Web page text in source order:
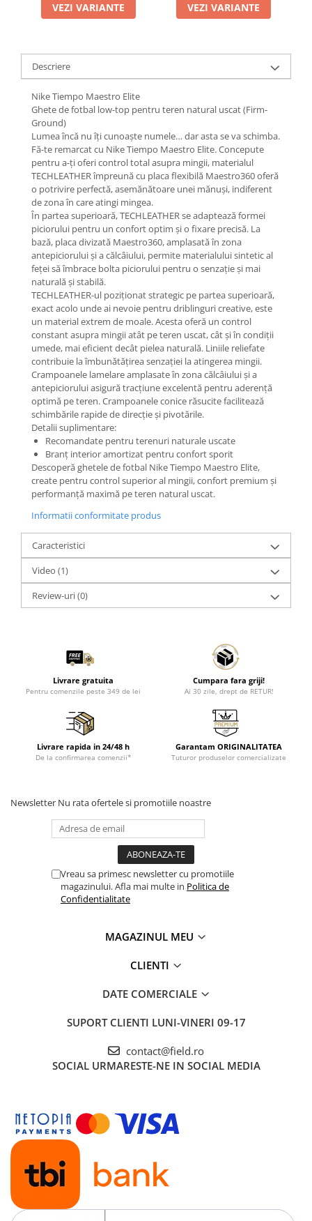
VEZI VARIANTE VEZI VARIANTE
Descriere
Nike Tiempo Maestro Elite
Ghete de fotbal low-top pentru teren natural uscat (Firm-
Ground)
Lumea încă nu îți cunoaște numele… dar asta se va schimba.
Fă-te remarcat cu Nike Tiempo Maestro Elite. Concepute
pentru a-ți oferi control total asupra mingii, materialul
TECHLEATHER împreună cu placa flexibilă Maestro360 oferă
o potrivire perfectă, asemănătoare unei mănuși, indiferent
de zona în care atingi mingea.
În partea superioară, TECHLEATHER se adaptează formei
piciorului pentru un confort optim și o fixare precisă. La
bază, placa divizată Maestro360, amplasată în zona
antepiciorului și a călcâiului, permite materialului sintetic al
feței să îmbrace bolta piciorului pentru o senzație și mai
naturală și stabilă.
TECHLEATHER-ul poziționat strategic pe partea superioară,
exact acolo unde ai nevoie pentru driblinguri creative, este
un material extrem de moale. Acesta oferă un control
constant asupra mingii atât pe teren uscat, cât și în condiții
umede, mai eficient decât pielea naturală. Liniile reliefate
contribuie la îmbunătățirea senzației la atingerea mingii.
Crampoanele lamelare amplasate în zona călcâiului și a
antepiciorului asigură tracțiune excelentă pentru aderență
optimă pe teren. Crampoanele conice răsucite facilitează
schimbările rapide de direcție și pivotările.
Detalii suplimentare:
Recomandate pentru terenuri naturale uscate
Branț interior amortizat pentru confort sporit
Descoperă ghetele de fotbal Nike Tiempo Maestro Elite,
create pentru control superior al mingii, confort premium și
performanță maximă pe teren natural uscat.
Informatii conformitate produs
Caracteristici
Video (1)
Review-uri(0)
Livrare gratuita
Pentru comenzile peste 349 de lei
Cumpara fara griji!
Ai 30 zile, drept de RETUR!
Livrare rapida in 24/48 h
De la confirmarea comenzii*
Garantam ORIGINALITATEA
Tuturor produselor comercializate
Newsletter Nu rata ofertele si promotiile noastre
Vreau sa primesc newsletter cu promotiile
magazinului. Afla mai multe in Politica de
Confidentialitate
MAGAZINUL MEU
CLIENTI
DATE COMERCIALE
SUPORT CLIENTI LUNI-VINERI 09-17
contact@field.ro
SOCIAL URMARESTE-NE IN SOCIAL MEDIA